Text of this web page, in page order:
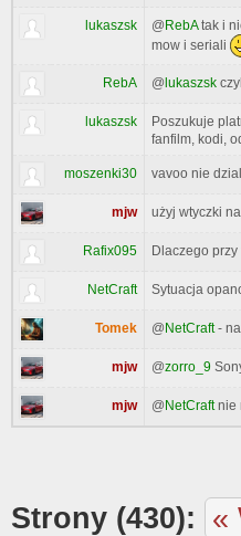
lukaszsk @ RebAtak i
mow i seriali
RebA @ lukaszsk
lukaszsk
Poszukuje
fanfilm, kodi,
moszenki30 vavoo nie
mjw użyj wtyczki
Rafix095 Dlaczego
NetCraft Sytuacja
Tomek @ NetCraft- na
mjw @zorro_9
mjw @ NetCraftnie
Strony (430): «